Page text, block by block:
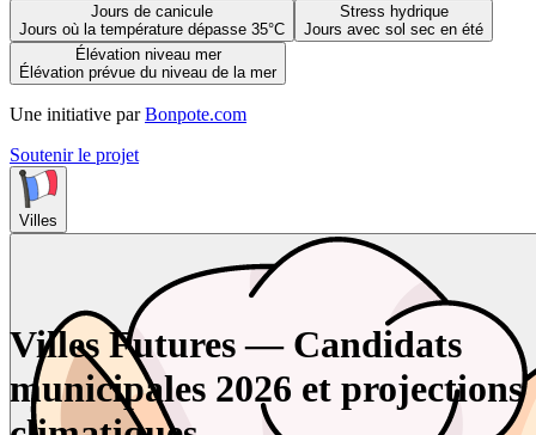
Jours de canicule
Jours où la température dépasse 35°C
Stress hydrique
Jours avec sol sec en été
Élévation niveau mer
Élévation prévue du niveau de la mer
Une initiative par Bonpote.com
Soutenir le projet
Villes
Villes Futures — Candidats
municipales 2026 et projections